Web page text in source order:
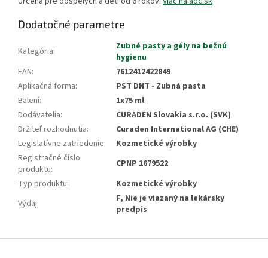
Dodatočné parametre
Kategória:
Zubné pasty a gély na bežnú
hygienu
EAN:
7612412422849
Aplikačná forma:
PST DNT - Zubná pasta
Balení:
1x75 ml
Dodávatelia:
CURADEN Slovakia s.r.o. (SVK)
Držiteľ rozhodnutia:
Curaden International AG (CHE)
Legislatívne zatriedenie:
Kozmetické výrobky
Registračné číslo
produktu:
CPNP 1679522
Typ produktu:
Kozmetické výrobky
Výdaj:
F, Nie je viazaný na lekársky
predpis